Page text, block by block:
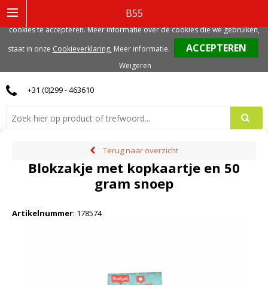
B55
0
+31 (0)299 - 463610
Terug naar overzicht
Blokzakje met kopkaartje en 50
gram snoep
Artikelnummer: 178574
gerelateerde cookies. Voor de beste gebruikerservaring, adviseren we deze
cookies te accepteren. Meer informatie over de cookies die we gebruiken,
staat in onze Cookieverklaring. Meer informatie.
Weigeren